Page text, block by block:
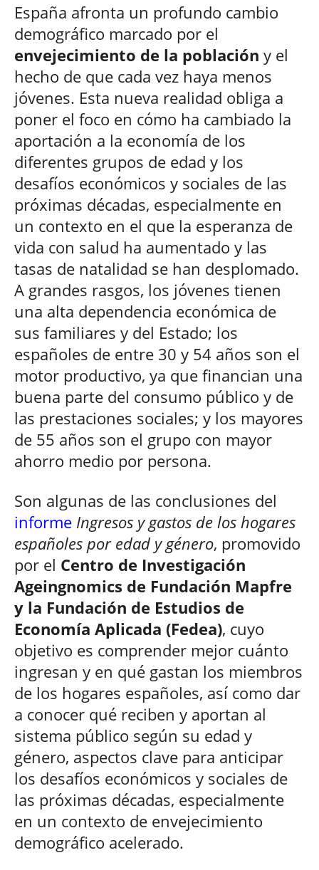
España afronta un profundo cambio
demográfico marcado por el
envejecimiento de la población y el
hecho de que cada vez haya menos
jóvenes. Esta nueva realidad obliga a
poner el foco en cómo ha cambiado la
aportación a la economía de los
diferentes grupos de edad y los
desafíos económicos y sociales de las
próximas décadas, especialmente en
un contexto en el que la esperanza de
vida con salud ha aumentado y las
tasas de natalidad se han desplomado.
A grandes rasgos, los jóvenes tienen
una alta dependencia económica de
sus familiares y del Estado; los
españoles de entre 30 y 54 años son el
motor productivo, ya que financian una
buena parte del consumo público y de
las prestaciones sociales; y los mayores
de 55 años son el grupo con mayor
ahorro medio por persona.
Son algunas de las conclusiones del
informe Ingresos y gastos de los hogares
españoles por edad y género, promovido
por el Centro de Investigación
Ageingnomics de Fundación Mapfre
y la Fundación de Estudios de
Economía Aplicada (Fedea), cuyo
objetivo es comprender mejor cuánto
ingresan y en qué gastan los miembros
de los hogares españoles, así como dar
a conocer qué reciben y aportan al
sistema público según su edad y
género, aspectos clave para anticipar
los desafíos económicos y sociales de
las próximas décadas, especialmente
en un contexto de envejecimiento
demográfico acelerado.